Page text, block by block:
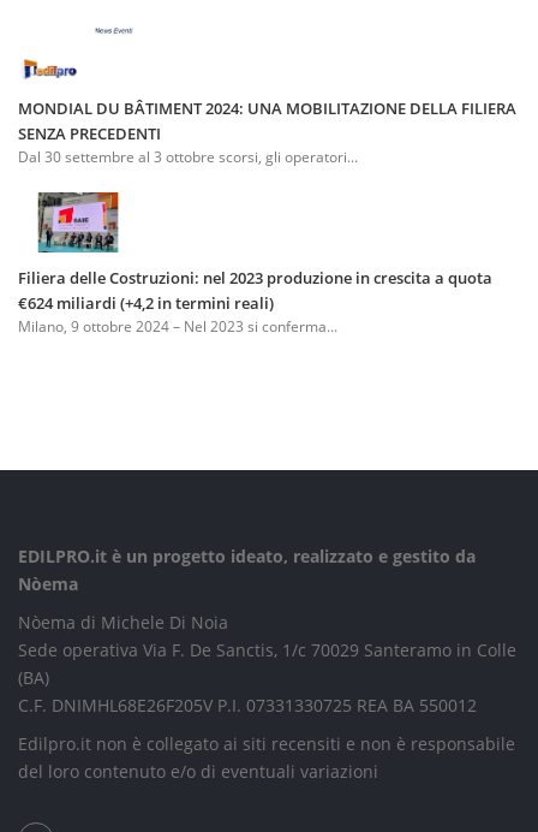
MONDIAL DU BÂTIMENT 2024: UNA MOBILITAZIONE DELLA FILIERA
SENZA PRECEDENTI
Dal 30 settembre al 3 ottobre scorsi, gli operatori...
Filiera delle Costruzioni: nel 2023 produzione in crescita a quota
€624 miliardi (+4,2 in termini reali)
Milano, 9 ottobre 2024 – Nel 2023 si conferma...
EDILPRO.it è un progetto ideato, realizzato e gestito da
Nòema
Nòema di Michele Di Noia
Sede operativa Via F. De Sanctis, 1/c 70029 Santeramo in Colle
(BA)
C.F. DNIMHL68E26F205V P.I. 07331330725 REA BA 550012
Edilpro.it non è collegato ai siti recensiti e non è responsabile
del loro contenuto e/o di eventuali variazioni